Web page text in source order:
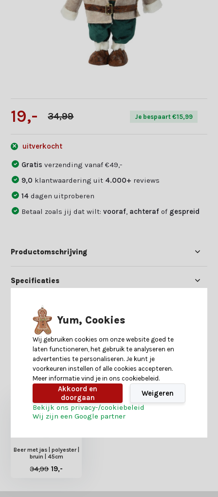
19,- 34,99 Je bespaart €15,99
uitverkocht
Gratisverzending vanaf €49,-
9,0 klantwaardering uit 4.000+ reviews
14dagen uitproberen
Betaal zoals jij dat wilt:vooraf achteraf of gespreid
Productomschrijving
Specificaties
Reviews
Heb je nog interesse in deze recent bekeken
producten?
Beer met jas | polyester |
bruin | 45cm
34,99 19,-
Yum, Cookies
Wij gebruiken cookies om onze website goed te
laten functioneren, het gebruik te analyseren en
advertenties te personaliseren. Je kunt je
voorkeuren instellen of alle cookies accepteren.
Meer informatie vind je in ons cookiebeleid.
Akkoord en
doorgaan
Weigeren
Bekijk ons privacy-/cookiebeleid
Wij zijn een Google partner